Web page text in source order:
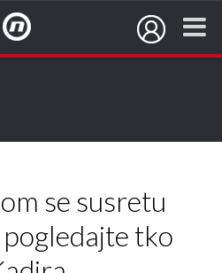
se susretu
tko